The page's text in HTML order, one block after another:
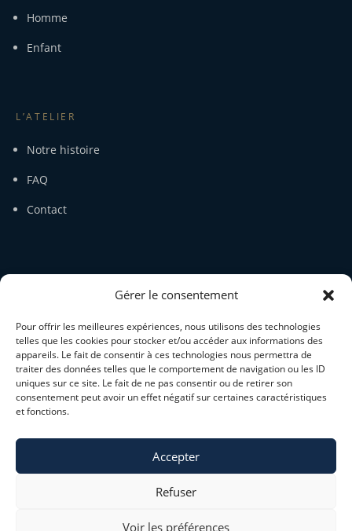
Gérer le consentement
Pour offrir les meilleures expériences, nous utilisons des technologies
telles que les cookies pour stocker et/ou accéder aux informations des
appareils. Le fait de consentir à ces technologies nous permettra de
traiter des données telles que le comportement de navigation ou les ID
uniques sur ce site. Le fait de ne pas consentir ou de retirer son
consentement peut avoir un effet négatif sur certaines caractéristiques
et fonctions.
Accepter
Refuser
Voir les préférences
Homme
Enfant
L’ATELIER
Notre histoire
FAQ
Contact
SERVICE CLIENT
Panier
Guide des tailles
CGV